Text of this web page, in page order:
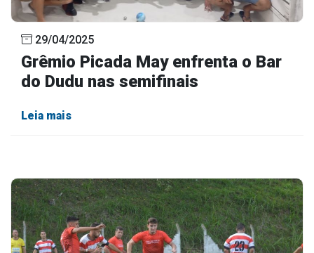
29/04/2025
Grêmio Picada May enfrenta o Bar
do Dudu nas semifinais
Leia mais